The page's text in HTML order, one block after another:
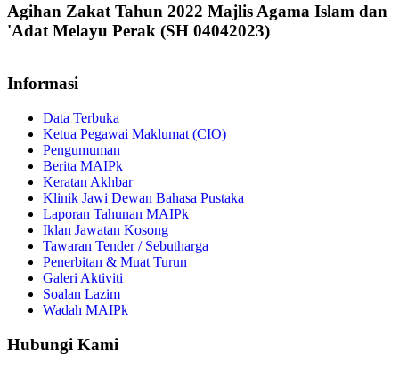
Agihan Zakat Tahun 2022 Majlis Agama Islam dan
'Adat Melayu Perak (SH 04042023)
Informasi
Data Terbuka
Ketua Pegawai Maklumat (CIO)
Pengumuman
Berita MAIPk
Keratan Akhbar
Klinik Jawi Dewan Bahasa Pustaka
Laporan Tahunan MAIPk
Iklan Jawatan Kosong
Tawaran Tender / Sebutharga
Penerbitan & Muat Turun
Galeri Aktiviti
Soalan Lazim
Wadah MAIPk
Hubungi Kami